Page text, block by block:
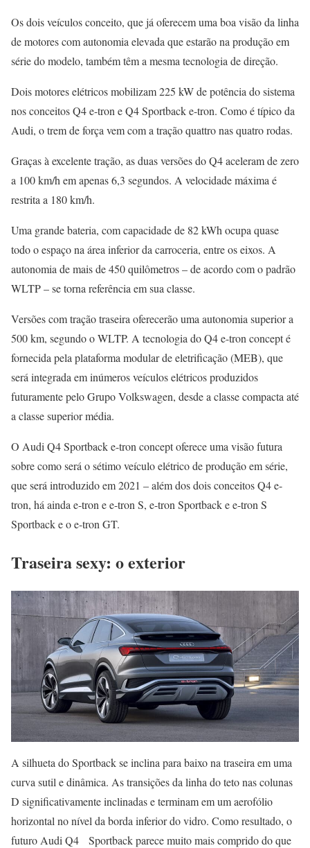
Os dois veículos conceito, que já oferecem uma boa visão da linha
de motores com autonomia elevada que estarão na produção em
série do modelo, também têm a mesma tecnologia de direção.
Dois motores elétricos mobilizam 225 kW de potência do sistema
nos conceitos Q4 e-tron e Q4 Sportback e-tron. Como é típico da
Audi, o trem de força vem com a tração quattro nas quatro rodas.
Graças à excelente tração, as duas versões do Q4 aceleram de zero
a 100 km/h em apenas 6,3 segundos. A velocidade máxima é
restrita a 180 km/h.
Uma grande bateria, com capacidade de 82 kWh ocupa quase
todo o espaço na área inferior da carroceria, entre os eixos. A
autonomia de mais de 450 quilômetros – de acordo com o padrão
WLTP – se torna referência em sua classe.
Versões com tração traseira oferecerão uma autonomia superior a
500 km, segundo o WLTP. A tecnologia do Q4 e-tron concept é
fornecida pela plataforma modular de eletrificação (MEB), que
será integrada em inúmeros veículos elétricos produzidos
futuramente pelo Grupo Volkswagen, desde a classe compacta até
a classe superior média.
O Audi Q4 Sportback e-tron concept oferece uma visão futura
sobre como será o sétimo veículo elétrico de produção em série,
que será introduzido em 2021 – além dos dois conceitos Q4 e-
tron, há ainda e-tron e e-tron S, e-tron Sportback e e-tron S
Sportback e o e-tron GT.
Traseira sexy: o exterior
A silhueta do Sportback se inclina para baixo na traseira em uma
curva sutil e dinâmica. As transições da linha do teto nas colunas
D significativamente inclinadas e terminam em um aerofólio
horizontal no nível da borda inferior do vidro. Como resultado, o
futuro Audi Q4 Sportback parece muito mais comprido do que